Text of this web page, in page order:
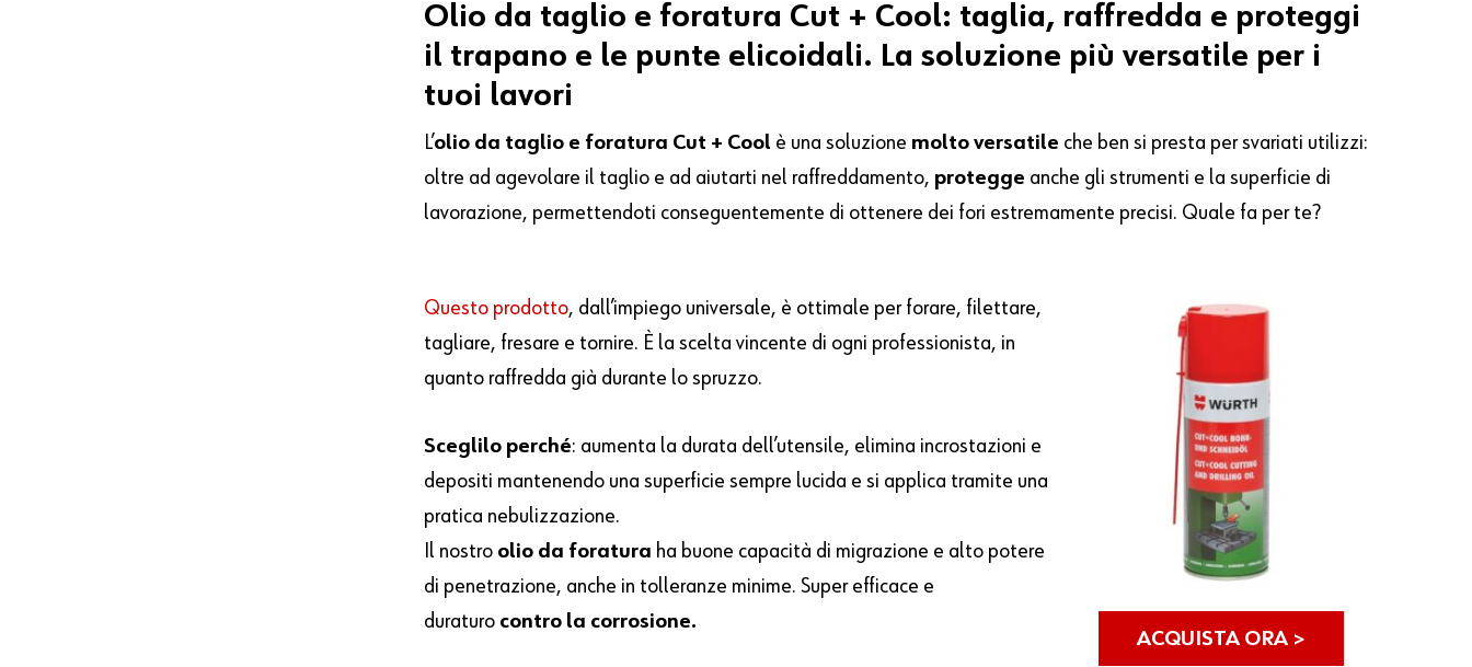
Olio da taglio e foratura Cut + Cool: taglia, raffredda e proteggi
il trapano e le punte elicoidali. La soluzione più versatile per i
tuoi lavori
L’olio da taglio e foratura Cut + Cool è una soluzione molto versatile che ben si presta per svariati utilizzi:
oltre ad agevolare il taglio e ad aiutarti nel raffreddamento, protegge anche gli strumenti e la superficie di
lavorazione, permettendoti conseguentemente di ottenere dei fori estremamente precisi. Quale fa per te?
Questo prodotto, dall’impiego universale, è ottimale per forare, filettare,
tagliare, fresare e tornire. È la scelta vincente di ogni professionista, in
quanto raffredda già durante lo spruzzo.
Sceglilo perché: aumenta la durata dell’utensile, elimina incrostazioni e
depositi mantenendo una superficie sempre lucida e si applica tramite una
pratica nebulizzazione.
Il nostro olio da foratura ha buone capacità di migrazione e alto potere
di penetrazione, anche in tolleranze minime. Super efficace e
duraturo contro la corrosione.
ACQUISTA ORA >